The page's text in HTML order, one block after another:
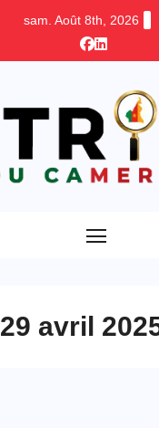
sam. Août 8th, 2026
29 avril